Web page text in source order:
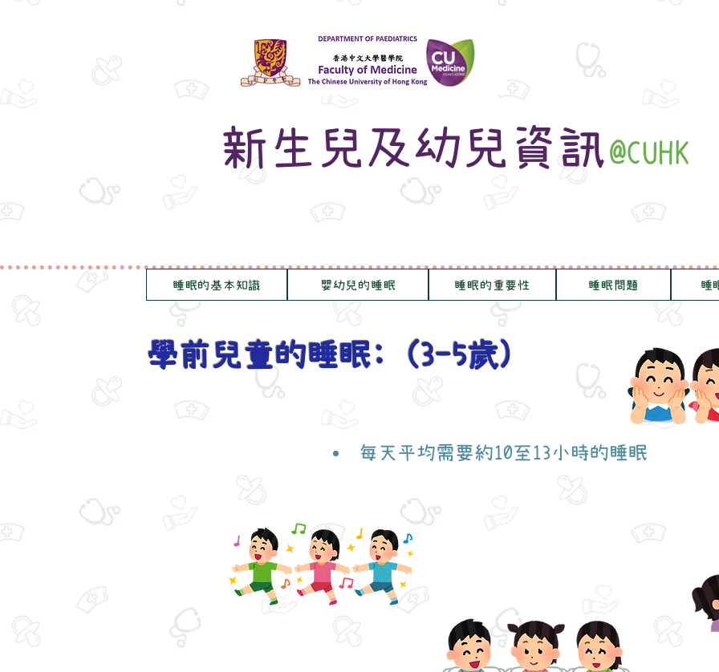
新生兒及幼兒資訊@CUHK
睡眠的基本知識 嬰幼兒的睡眠 睡眠的重要性 睡眠問題 睡
學前兒童的睡眠: (3-5歲)
每天平均需要約10至13小時的睡眠